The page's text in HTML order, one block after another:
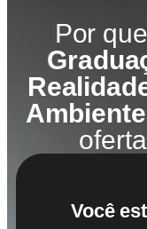
Por
Você